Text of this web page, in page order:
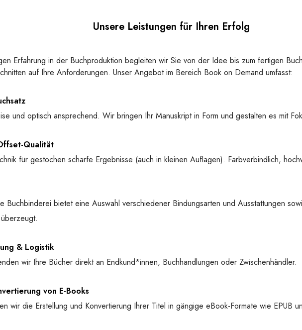
Unsere Leistungen für Ihren Erfolg
Erfahrung in der Buchproduktion begleiten wir Sie von der Idee bis zum fertigen
auf Ihre Anforderungen. Unser Angebot im Bereich Book on Demand umfasst:
und optisch ansprechend. Wir bringen Ihr Manuskript in Form und gestalten es mit
Qualität
für gestochen scharfe Ergebnisse (auch in kleinen Auflagen). Farbverbindlich,
Buchbinderei bietet eine Auswahl verschiedener Bindungsarten und Ausstattungen
& Logistik
wir Ihre Bücher direkt an Endkund*innen, Buchhandlungen oder Zwischenhändler.
von E-Books
wir die Erstellung und Konvertierung Ihrer Titel in gängige eBook-Formate wie EPUB